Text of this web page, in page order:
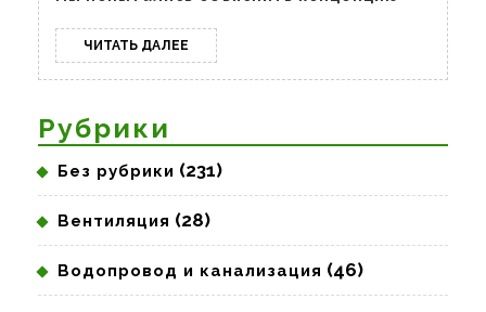
ЧИТАТЬ ДАЛЕЕ ЧИТАТЬ
ДАЛЕЕ
Рубрики
Без рубрики (231)
Вентиляция (28)
Водопровод и канализация (46)